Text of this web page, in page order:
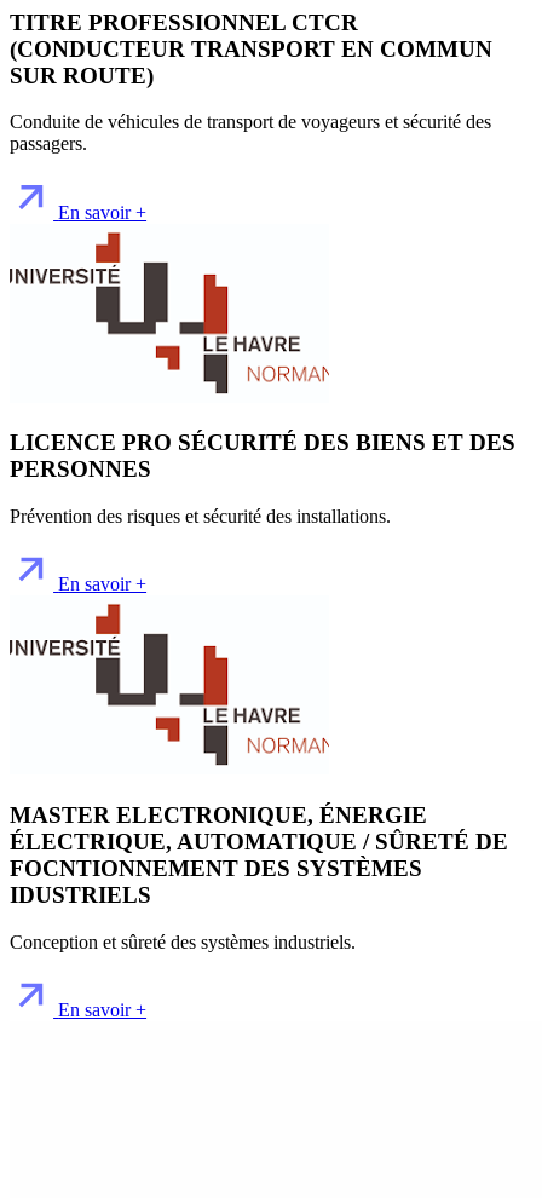
TITRE PROFESSIONNEL CTCR
(CONDUCTEUR TRANSPORT EN COMMUN
SUR ROUTE)
Conduite de véhicules de transport de voyageurs et sécurité des
passagers.
En savoir +
LICENCE PRO SÉCURITÉ DES BIENS ET DES
PERSONNES
Prévention des risques et sécurité des installations.
En savoir +
MASTER ELECTRONIQUE, ÉNERGIE
ÉLECTRIQUE, AUTOMATIQUE / SÛRETÉ DE
FOCNTIONNEMENT DES SYSTÈMES
IDUSTRIELS
Conception et sûreté des systèmes industriels.
En savoir +